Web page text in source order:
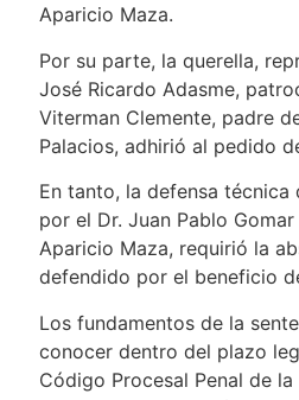
Aparicio Maza.
Por su parte, la querella,
José Ricardo Adasme,
Viterman Clemente, padre
Palacios, adhirió al pedido
En tanto, la defensa técnica
por el Dr. Juan Pablo
Aparicio Maza, requirió la
defendido por el beneficio
Los fundamentos de la
conocer dentro del plazo
Código Procesal Penal de